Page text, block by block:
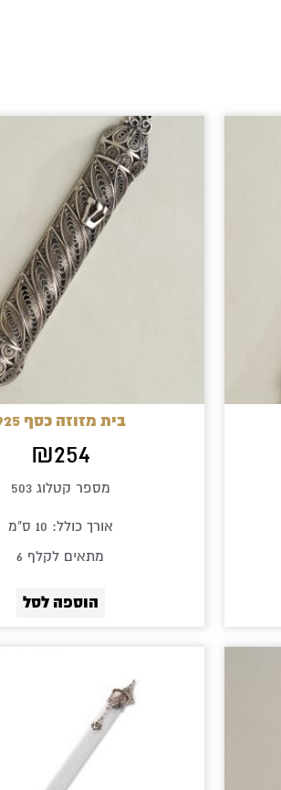
בית מזוזה כסף 925
₪254
מספר קטלוג 503
אורך כולל: 10 ס"מ
מתאים לקלף 6
הוספה לסל